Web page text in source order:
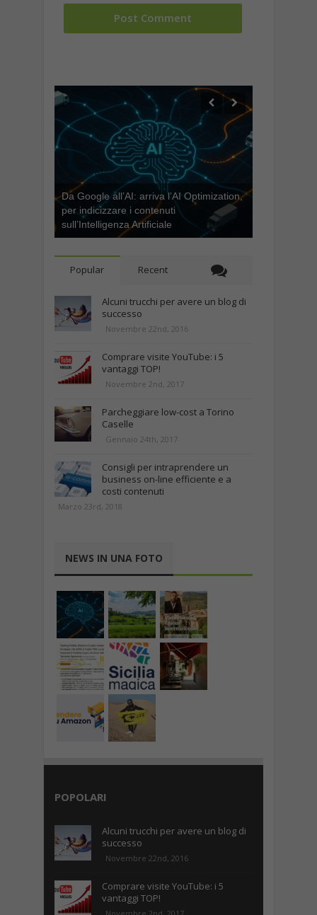
Da Google all’AI: arriva l’AI Optimization,
per indicizzare i contenuti
sull’Intelligenza Artificiale
Popular Recent
Alcuni trucchi per avere un blog di
successo
Novembre 22nd, 2016
Comprare visite YouTube: i 5
vantaggi TOP!
Novembre 2nd, 2017
Parcheggiare low-cost a Torino
Caselle
Gennaio 24th, 2017
Consigli per intraprendere un
business on-line efficiente e a
costi contenuti
Marzo 23rd, 2018
NEWS IN UNA FOTO
POPOLARI
Alcuni trucchi per avere un blog di
successo
Novembre 22nd, 2016
Comprare visite YouTube: i 5
vantaggi TOP!